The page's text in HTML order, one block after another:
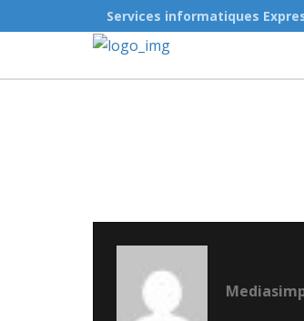
Services informatiques